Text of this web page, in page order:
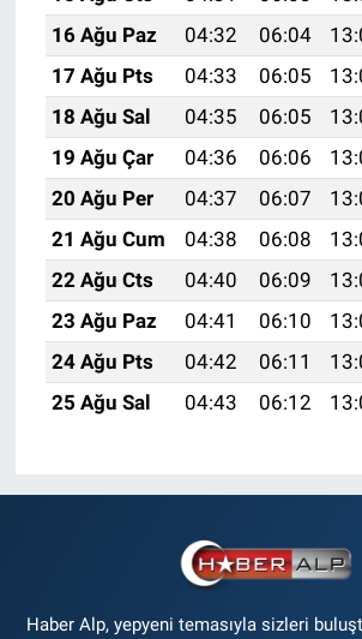
16 Ağu Paz
04:32 06:04
17 Ağu Pts
04:33 06:05
18 Ağu Sal
04:35 06:05
19 Ağu Çar
04:36 06:06
20 Ağu Per
04:37 06:07
21 Ağu Cum
04:38 06:08
22 Ağu Cts
04:40 06:09
23 Ağu Paz
04:41 06:10
24 Ağu Pts
04:42 06:11
25 Ağu Sal
04:43 06:12
Haber Alp, yepyeni temasıyla sizleri